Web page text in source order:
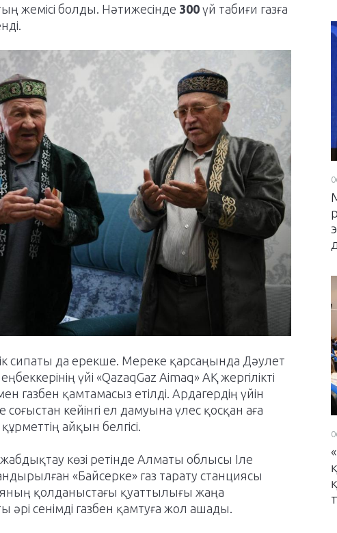
жемісі болды. Нәтижесінде 300үй табиғи газға
сипаты да ерекше. Мереке қарсаңында Дәулет
үйі «QazaqGaz Aimaq» АҚ жергілікті
газбен қамтамасыз етілді. Ардагердің үйін
соғыстан кейінгі ел дамуына үлес қосқан аға
айқын белгісі.
көзі ретінде Алматы облысы Іле
«Байсерке» газ тарату станциясы
қолданыстағы қуаттылығы жаңа
сенімді газбен қамтуға жол ашады.